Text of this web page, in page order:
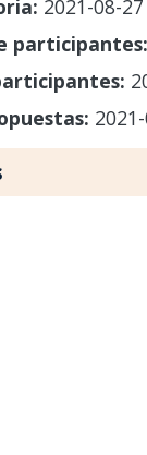
2021-08-
participantes: